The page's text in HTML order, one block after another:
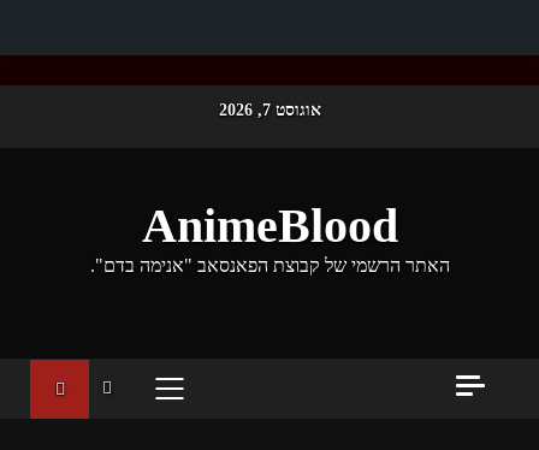
אוגוסט 7, 2026
AnimeBlood
האתר הרשמי של קבוצת הפאנסאב "אנימה בדם".
PRIMARY